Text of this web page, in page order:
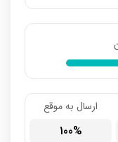
ارسال به موقع
100